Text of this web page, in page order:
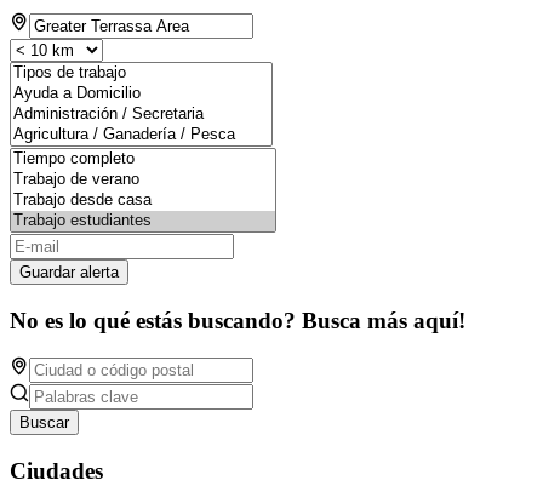
Guardar alerta
No es lo qué estás buscando? Busca más aquí!
Buscar
Ciudades